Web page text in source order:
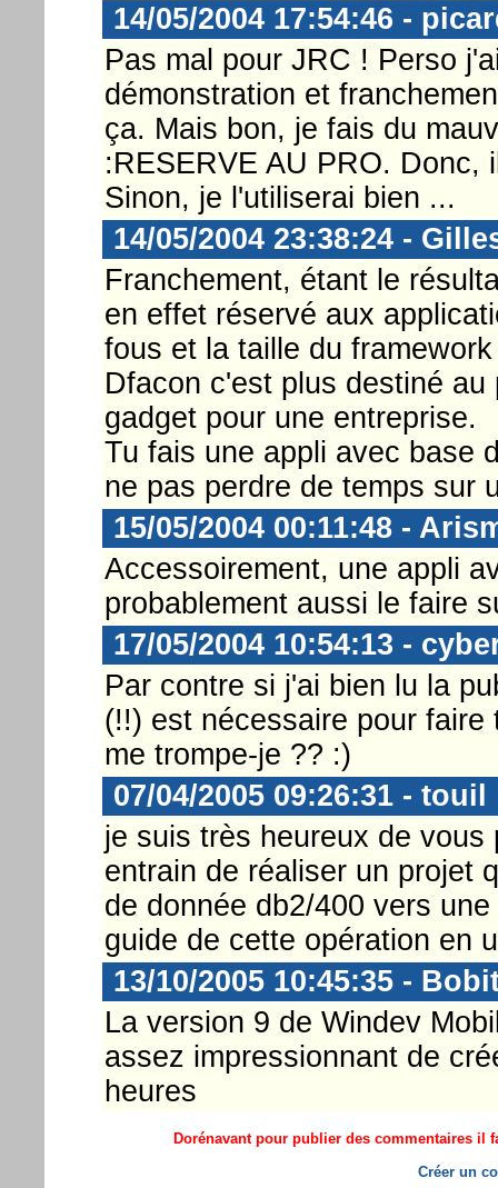
14/05/2004 17:54:46 -
Pas mal pour JRC ! Perso
démonstration et
ça. Mais bon, je fais du
:RESERVE AU PRO. Donc,
Sinon, je l'utiliserai bien ...
14/05/2004 23:38:24 -
Franchement, étant le
en effet réservé aux
fous et la taille du
Dfacon c'est plus destiné
gadget pour une entreprise.
Tu fais une appli avec base
ne pas perdre de temps sur
15/05/2004 00:11:48 -
Accessoirement, une appli
probablement aussi le faire
17/05/2004 10:54:13 -
Par contre si j'ai bien lu la
(!!) est nécessaire pour faire
me trompe-je ?? :)
07/04/2005 09:26:31 - touil
je suis très heureux de
entrain de réaliser un projet
de donnée db2/400 vers
guide de cette opération en
13/10/2005 10:45:35 -
La version 9 de Windev
assez impressionnant de
heures
Dorénavant pour publier des commentaires il
Créer un